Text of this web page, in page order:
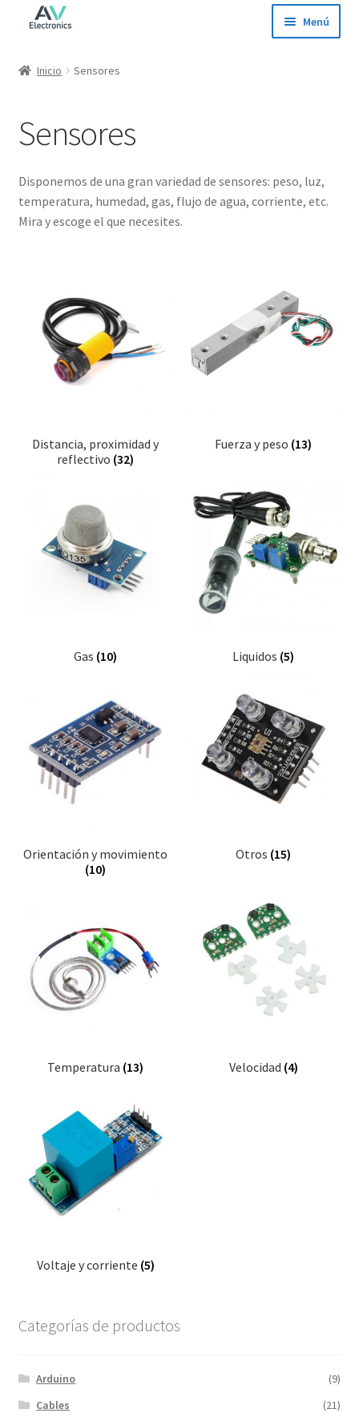
navegación
Menú
Ofertas
Contacto
Inicio Sensores
Sensores
Disponemos de una gran variedad de sensores: peso, luz,
temperatura, humedad, gas, flujo de agua, corriente, etc.
Mira y escoge el que necesites.
Distancia, proximidad y
reflectivo (32)
Fuerza y peso (13)
Gas (10) Liquidos (5)
Orientación y movimiento
(10)
Otros (15)
Temperatura (13) Velocidad (4)
Voltaje y corriente (5)
Categorías de productos
Arduino
(9)
Cables
(21)